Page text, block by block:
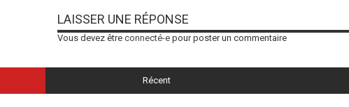
LAISSER UNE RÉPONSE
Vous devez être connecté-epour poster un commentaire
Récent